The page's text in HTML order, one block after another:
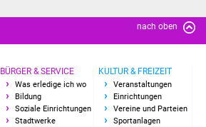
Sommerwochen für
Ältere
nach oben
BÜRGER & SERVICE
Was erledige ich wo
Bildung
Soziale Einrichtungen
Stadtwerke
KULTUR & FREIZEIT
Veranstaltungen
Einrichtungen
Vereine und Parteien
Sportanlagen